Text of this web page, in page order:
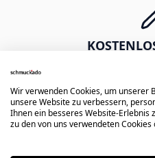
Namen, Daten,
Wir verwenden Cookies, um unserer
unsere Website zu verbessern,
Ihnen ein besseres Website-
zu den von uns verwendeten